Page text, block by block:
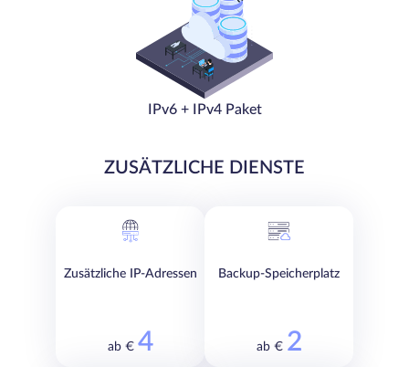
IPv6 + IPv4 Paket
ZUSÄTZLICHE DIENSTE
Zusätzliche IP-Adressen
ab € 4
Backup-Speicherplatz
ab € 2